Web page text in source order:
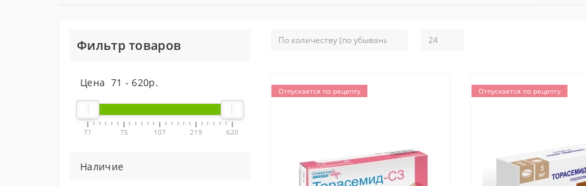
Фильтр товаров
Цена 71 -620р.
71 75 107 219 620
Наличие
Отпускается по рецепту Отпускается по рецепту